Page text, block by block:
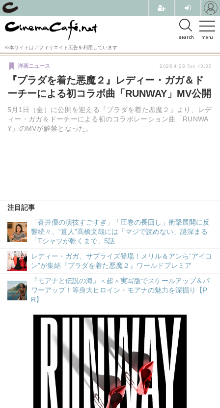
menu
search
※本サイトはアフィリエイト広告を利用しています
『プラダを着た悪魔２』レディー・ガガ＆ド
ーチーによる初コラボ曲「RUNWAY」MV公開
5月1日（金）に公開を迎える『プラダを着た悪魔２』より、レデ
ィー・ガガ＆ドーチーによる初のコラボレーション曲「RUNWA
Y」のMVが解禁となった。
洋画ニュース
注目記事
「蒼井優の演技すごすぎ」「圧巻の長回し」衝撃展開に反
響続々、“直人”高橋文哉には「マジで読めない」謎深まる
「Tシャツが乾くまで」5話
レディー・ガガ、サプライズ登場！メリル＆アンら“アイコ
ン”が集結『プラダを着た悪魔２』ワールドプレミア
『モアナと伝説の海』＜超＞実写版でスケールアップ＆パ
ワーアップ！等身大ヒロイン・モアナの魅力を深掘り【P
R】
2026.4.28 Tue 13:30